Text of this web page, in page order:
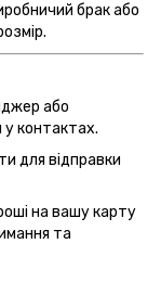
брак або
або
контактах.
для відправки
на вашу карту
та